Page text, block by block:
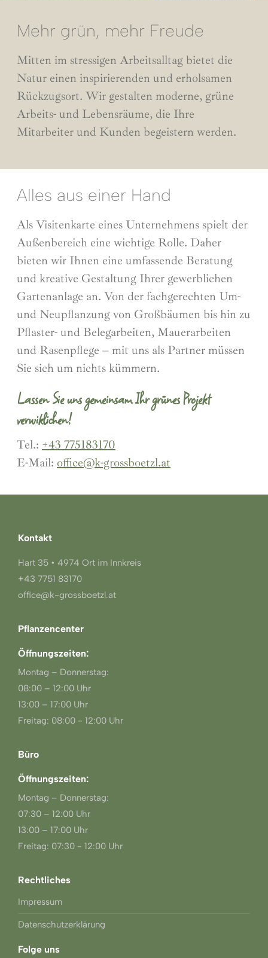
Mehr grün, mehr Freude
Mitten im stressigen Arbeitsalltag bietet die
Natur einen inspirierenden und erholsamen
Rückzugsort. Wir gestalten moderne, grüne
Arbeits- und Lebensräume, die Ihre
Mitarbeiter und Kunden begeistern werden.
Alles aus einer Hand
Als Visitenkarte eines Unternehmens spielt der
Außenbereich eine wichtige Rolle. Daher
bieten wir Ihnen eine umfassende Beratung
und kreative Gestaltung Ihrer gewerblichen
Gartenanlage an. Von der fachgerechten Um-
und Neupflanzung von Großbäumen bis hin zu
Pflaster- und Belegarbeiten, Mauerarbeiten
und Rasenpflege – mit uns als Partner müssen
Sie sich um nichts kümmern.
Lassen Sie uns gemeinsam Ihr grünes Projekt
verwiklichen!
Tel.: +43 775183170
E-Mail: office@k-grossboetzl.at
Kontakt
Hart 35 • 4974 Ort im Innkreis
+43 7751 83170
office@k-grossboetzl.at
Pflanzencenter
Öffnungszeiten:
Montag – Donnerstag:
08:00 – 12:00 Uhr
13:00 – 17:00 Uhr
Freitag: 08:00 - 12:00 Uhr
Büro
Öffnungszeiten:
Montag – Donnerstag:
07:30 – 12:00 Uhr
13:00 – 17:00 Uhr
Freitag: 07:30 - 12:00 Uhr
Rechtliches
Impressum
Datenschutzerklärung
Folge uns